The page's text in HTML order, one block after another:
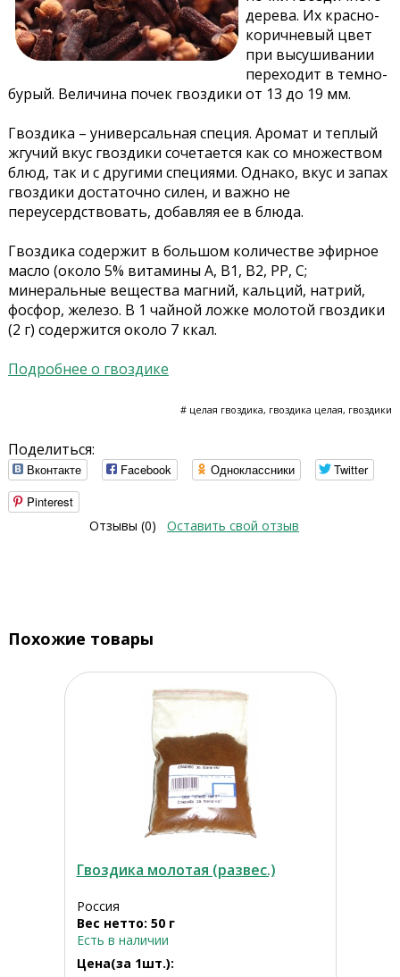
дерева. Их красно-
коричневый цвет
при высушивании
переходит в темно-
бурый. Величина почек гвоздики от 13 до 19 мм.
Гвоздика – универсальная специя. Аромат и теплый
жгучий вкус гвоздики сочетается как со множеством
блюд, так и с другими специями. Однако, вкус и запах
гвоздики достаточно силен, и важно не
переусердствовать, добавляя ее в блюда.
Гвоздика содержит в большом количестве эфирное
масло (около 5% витамины А, В1, В2, РР, С;
минеральные вещества магний, кальций, натрий,
фосфор, железо. В 1 чайной ложке молотой гвоздики
(2 г) содержится около 7 ккал.
Подробнее о гвоздике
# целая гвоздика, гвоздика целая, гвоздики
Поделиться:
Вконтакте Facebook Одноклассники
Twitter
Pinterest
Отзывы (0)
Оставить свой отзыв
Похожие товары
Гвоздика молотая (развес.)
Россия
Вес нетто: 50 г
Есть в наличии
Цена(за 1шт.):